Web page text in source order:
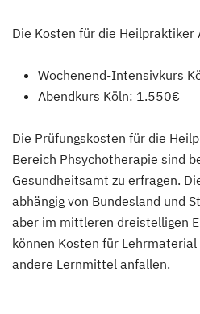
Die Kosten für die Heilpraktiker
Wochenend-Intensivkurs
Abendkurs Köln: 1.550€
Die Prüfungskosten für die
Bereich Phsychotherapie sind
Gesundheitsamt zu erfragen.
abhängig von Bundesland und
aber im mittleren dreistelligen
können Kosten für Lehrmaterial
andere Lernmittel anfallen.